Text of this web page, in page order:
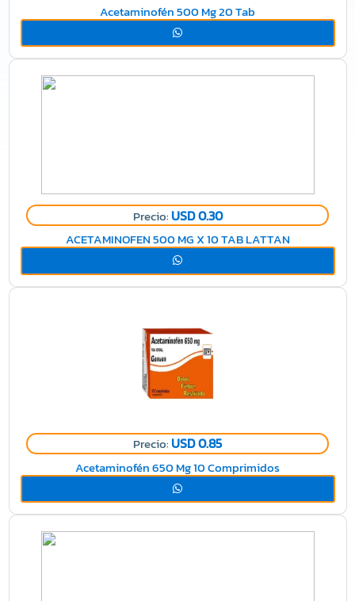
Acetaminofén 500 Mg 20 Tab
Precio: USD 0.30
ACETAMINOFEN 500 MG X 10 TAB LATTAN
Precio: USD 0.85
Acetaminofén 650 Mg 10 Comprimidos